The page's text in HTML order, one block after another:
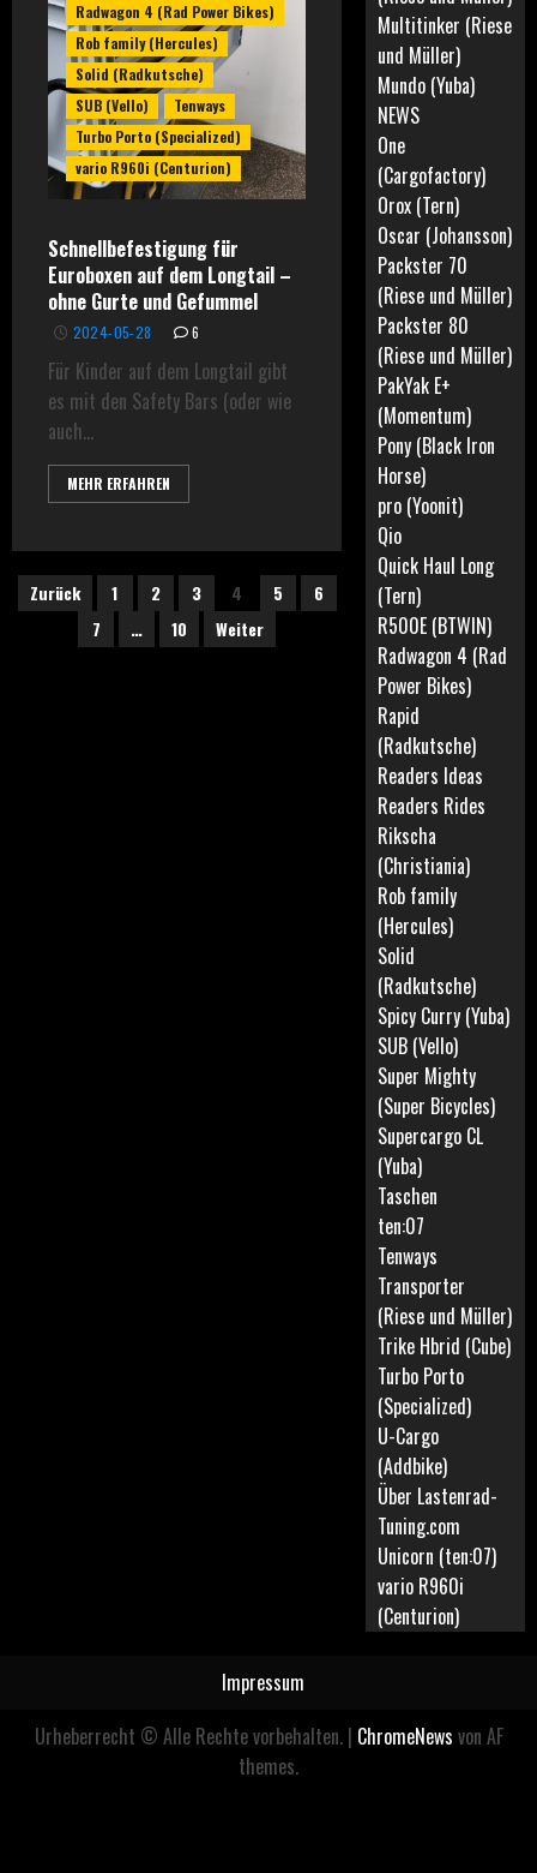
Radwagon 4 (Rad Power Bikes)
Rob family (Hercules)
Solid (Radkutsche)
SUB (Vello)
Tenways
Turbo Porto (Specialized)
vario R960i (Centurion)
Schnellbefestigung für
Euroboxen auf dem Longtail –
ohne Gurte und Gefummel
2024-05-28 6
Für Kinder auf dem Longtail gibt
es mit den Safety Bars (oder wie
auch...
MEHR ERFAHREN
Seitennummerierung
Zurück 1 2 3 4 5
6
7
… 10 Weiter
Multitinker (Riese
und Müller)
Mundo (Yuba)
NEWS
One
(Cargofactory)
Orox (Tern)
Oscar (Johansson)
Packster 70
(Riese und Müller)
Packster 80
(Riese und Müller)
PakYak E+
(Momentum)
Pony (Black Iron
Horse)
pro (Yoonit)
Qio
Quick Haul Long
(Tern)
R500E (BTWIN)
Radwagon 4 (Rad
Power Bikes)
Rapid
(Radkutsche)
Readers Ideas
Readers Rides
Rikscha
(Christiania)
Rob family
(Hercules)
Solid
(Radkutsche)
Spicy Curry (Yuba)
SUB (Vello)
Super Mighty
(Super Bicycles)
Supercargo CL
(Yuba)
Taschen
ten:07
Tenways
Transporter
(Riese und Müller)
Trike Hbrid (Cube)
Turbo Porto
(Specialized)
U-Cargo
(Addbike)
Über Lastenrad-
Tuning.com
Unicorn (ten:07)
vario R960i
(Centurion)
Impressum
Urheberrecht © Alle Rechte vorbehalten. | ChromeNews von AF
themes.